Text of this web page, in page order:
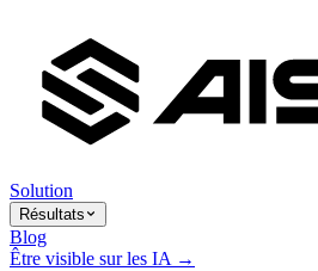
Solution
Résultats
Blog
Être visible sur les IA →